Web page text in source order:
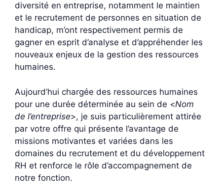
diversité en entreprise, notamment le maintien
et le recrutement de personnes en situation de
handicap, m’ont respectivement permis de
gagner en esprit d’analyse et d’appréhender les
nouveaux enjeux de la gestion des ressources
humaines.
Aujourd’hui chargée des ressources humaines
pour une durée déterminée au sein de <Nom
de l’entreprise>, je suis particulièrement attirée
par votre offre qui présente l’avantage de
missions motivantes et variées dans les
domaines du recrutement et du développement
RH et renforce le rôle d’accompagnement de
notre fonction.